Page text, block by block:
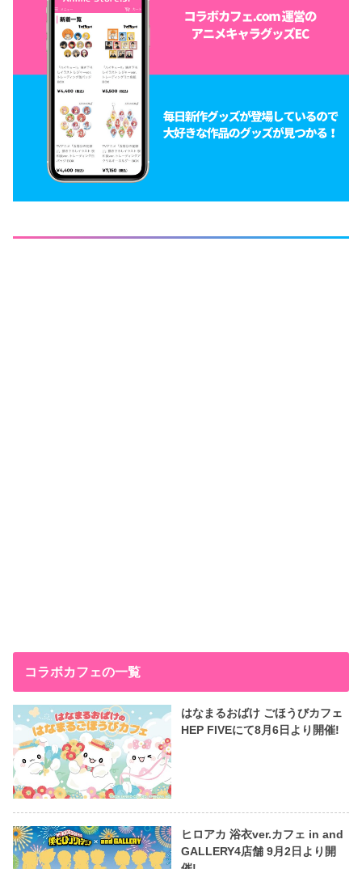
コラボカフェの一覧
はなまるおばけ ごほうびカフェ
HEP FIVEにて8月6日より開催!
ヒロアカ 浴衣ver.カフェ in and
GALLERY4店舗 9月2日より開